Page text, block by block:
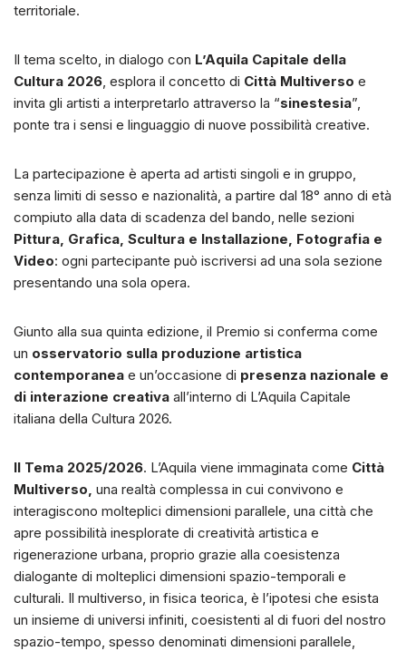
territoriale.
Il tema scelto, in dialogo con L’Aquila Capitale della
Cultura 2026 , esplora il concetto di Città Multiverso e
invita gli artisti a interpretarlo attraverso la “sinestesia”,
ponte tra i sensi e linguaggio di nuove possibilità creative.
La partecipazione è aperta ad artisti singoli e in gruppo,
senza limiti di sesso e nazionalità, a partire dal 18° anno di età
compiuto alla data di scadenza del bando, nelle sezioni
Pittura, Grafica, Scultura e Installazione, Fotografia e
Video: ogni partecipante può iscriversi ad una sola sezione
presentando una sola opera.
Giunto alla sua quinta edizione, il Premio si conferma come
un osservatorio sulla produzione artistica
contemporanea e un’occasione di presenza nazionale e
di interazione creativa all’interno di L’Aquila Capitale
italiana della Cultura 2026.
Il Tema 2025/2026. L’Aquila viene immaginata come Città
Multiverso, una realtà complessa in cui convivono e
interagiscono molteplici dimensioni parallele, una città che
apre possibilità inesplorate di creatività artistica e
rigenerazione urbana, proprio grazie alla coesistenza
dialogante di molteplici dimensioni spazio-temporali e
culturali. Il multiverso, in fisica teorica, è l’ipotesi che esista
un insieme di universi infiniti, coesistenti al di fuori del nostro
spazio-tempo, spesso denominati dimensioni parallele,